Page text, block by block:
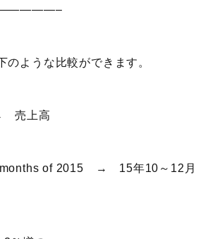
のような比較ができます。
売上高
months of 2015 → 15年10～12月